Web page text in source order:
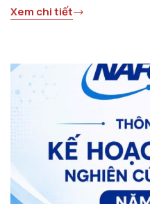
Xem chi tiết